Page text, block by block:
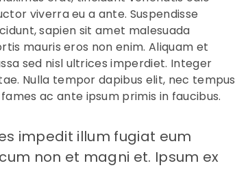
viverra eu a ante. Suspendisse
sapien sit amet malesuada
mauris eros non enim. Aliquam et
sed nisl ultrices imperdiet. Integer
Nulla tempor dapibus elit, nec tempus
ac ante ipsum primis in faucibus.
impedit illum fugiat eum
non et magni et. Ipsum ex